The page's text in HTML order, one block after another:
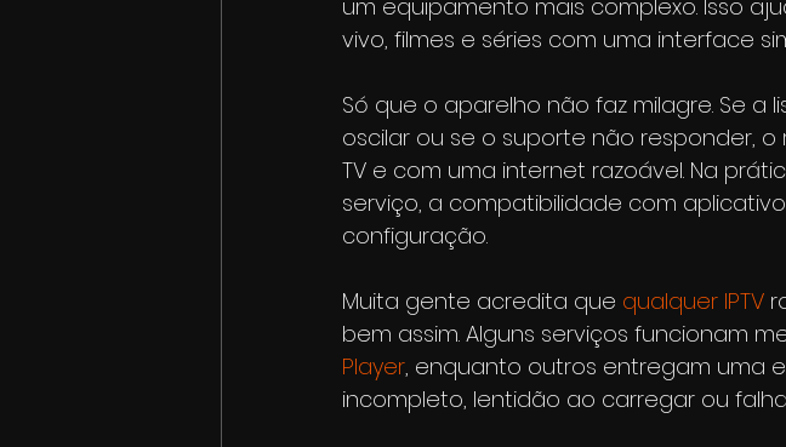
um equipamento mais complexo. Isso
vivo, filmes e séries com uma interface
Só que o aparelho não faz milagre. Se a
oscilar ou se o suporte não responder,
TV e com uma internet razoável. Na
serviço, a compatibilidade com
configuração.
Muita gente acredita que qualquer IPTV
bem assim. Alguns serviços funcionam
Player, enquanto outros entregam uma
incompleto, lentidão ao carregar ou